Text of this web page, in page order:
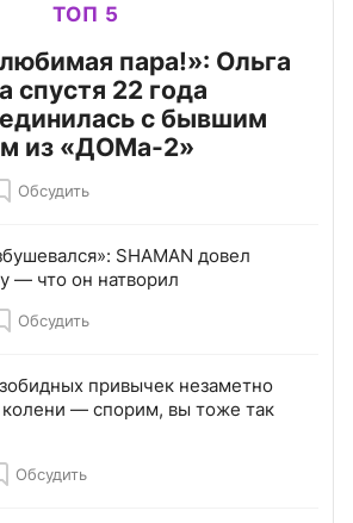
ТОП 5
пара!»: Ольга
спустя 22 года
с бывшим
из «ДОМа-2»
Обсудить
SHAMAN довел
— что он натворил
Обсудить
привычек незаметно
колени — спорим, вы тоже так
Обсудить